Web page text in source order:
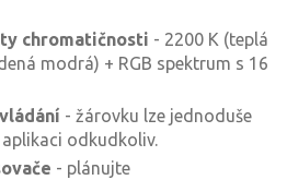
chromatičnosti - 2200 K (teplá
modrá) + RGB spektrum s 16
- žárovku lze jednoduše
odkudkoliv.
- plánujte